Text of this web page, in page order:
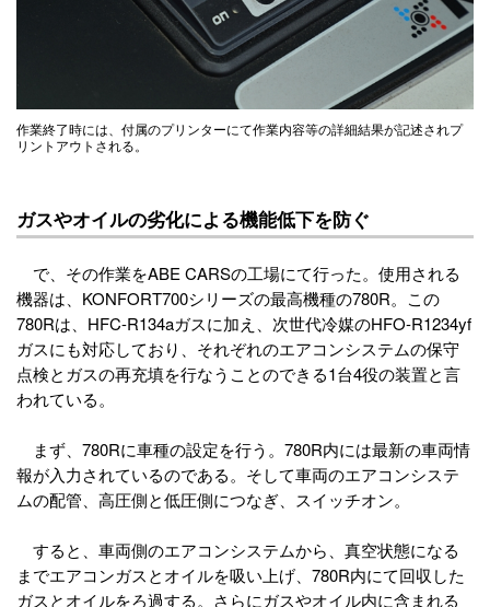
作業終了時には、付属のプリンターにて作業内容等の詳細結果が記述されプ
リントアウトされる。
ガスやオイルの劣化による機能低下を防ぐ
で、その作業をABE CARSの工場にて行った。使用される
機器は、KONFORT700シリーズの最高機種の780R。この
780Rは、HFC-R134aガスに加え、次世代冷媒のHFO-R1234yf
ガスにも対応しており、それぞれのエアコンシステムの保守
点検とガスの再充填を行なうことのできる1台4役の装置と言
われている。
まず、780Rに車種の設定を行う。780R内には最新の車両情
報が入力されているのである。そして車両のエアコンシステ
ムの配管、高圧側と低圧側につなぎ、スイッチオン。
すると、車両側のエアコンシステムから、真空状態になる
までエアコンガスとオイルを吸い上げ、780R内にて回収した
ガスとオイルをろ過する。さらにガスやオイル内に含まれる